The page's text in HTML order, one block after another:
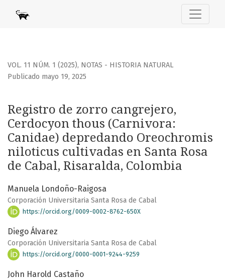
Registro de zorro cangrejero, Cerdocyon thous
VOL. 11 NÚM. 1 (2025), NOTAS - HISTORIA NATURAL
Registro de zorro cangrejero,
Cerdocyon thous (Carnivora:
Canidae) depredando Oreochromis
niloticus cultivadas en Santa Rosa
de Cabal, Risaralda, Colombia
Publicado mayo 19, 2025
Manuela Londoño-Raigosa
Corporación Universitaria Santa Rosa de Cabal
https://orcid.org/0009-0002-8762-650X
Diego Álvarez
Corporación Universitaria Santa Rosa de Cabal
https://orcid.org/0000-0001-9244-9259
John Harold Castaño